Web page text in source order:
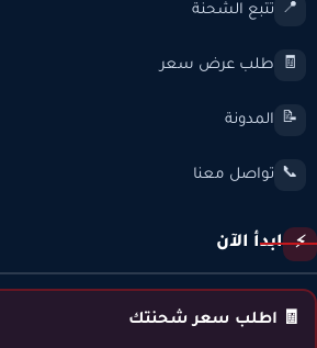
📍 تتبع الشحنة
🧾 طلب عرض سعر
📝 المدونة
📞 تواصل معنا
⚡ ابدأ الآن
🧾 اطلب سعر شحنتك